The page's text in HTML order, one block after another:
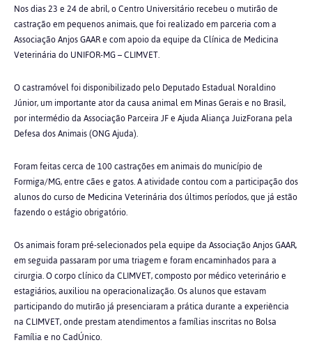
Nos dias 23 e 24 de abril, o Centro Universitário recebeu o mutirão de
castração em pequenos animais, que foi realizado em parceria com a
Associação Anjos GAAR ecom apoio da equipe da Clínica de Medicina
Veterinária do UNIFOR-MG – CLIMVET.
O castramóvel foi disponibilizado pelo Deputado Estadual Noraldino
Júnior, um importante ator da causa animal em Minas Gerais e no Brasil,
por intermédio da Associação Parceira JF e Ajuda Aliança JuizForana pela
Defesa dos Animais (ONG Ajuda).
Foram feitas cerca de 100 castrações em animais do município de
Formiga/MG, entre cães e gatos. A atividade contou com a participação dos
alunos do curso de Medicina Veterinária dos últimos períodos, que já estão
fazendo o estágio obrigatório.
Os animais foram pré-selecionados pela equipe da Associação Anjos GAAR,
em seguida passaram por uma triagem e foram encaminhados para a
cirurgia.O corpo clínico da CLIMVET, composto por médico veterinário e
estagiários, auxiliou na operacionalização.Os alunos que estavam
participando do mutirão já presenciaram a prática durante a experiência
na CLIMVET, onde prestam atendimentos a famílias inscritas no Bolsa
Família e no CadÚnico.